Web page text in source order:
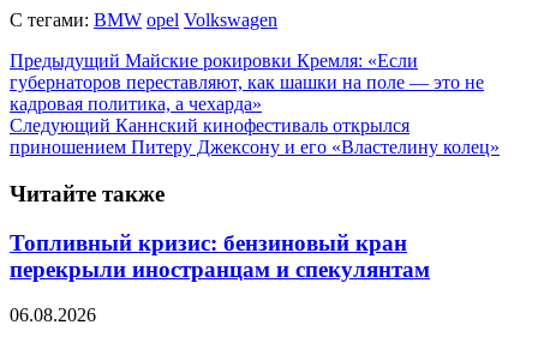
С тегами: BMW opel Volkswagen
Предыдущий Майские рокировки Кремля: «Если
губернаторов переставляют, как шашки на поле — это не
кадровая политика, а чехарда»
Следующий Каннский кинофестиваль открылся
приношением Питеру Джексону и его «Властелину колец»
Читайте также
Топливный кризис: бензиновый кран
перекрыли иностранцам и спекулянтам
06.08.2026